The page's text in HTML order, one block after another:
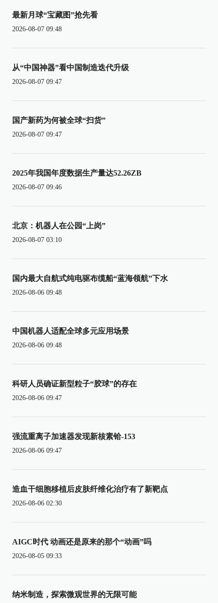
最新月球“宝藏图”抢先看
2026-08-07 09:48
从“中国神器”看中国制造迭代升级
2026-08-07 09:47
国产新药为何被全球“扫货”
2026-08-07 09:47
2025年我国年度数据生产量达52.26ZB
2026-08-07 09:46
北京：机器人在公园“上岗”
2026-08-07 03:10
国内最大自航式纯电驱布缆船“蓝海领航”下水
2026-08-06 09:48
中国机器人适配全球多元应用场景
2026-08-06 09:48
科研人员确证新型粒子“胶球”的存在
2026-08-06 09:47
强流重离子加速器发现新核素铪-153
2026-08-06 09:47
造血干细胞移植后皮肤纤维化治疗有了新靶点
2026-08-06 02:30
AIGC时代 动画还是原来的那个“动画”吗
2026-08-05 09:33
纳米制造，探索微观世界的无限可能